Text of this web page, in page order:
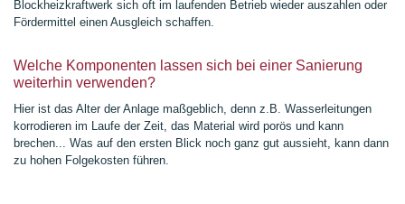
Blockheizkraftwerk sich oft im laufenden Betrieb wieder auszahlen oder
Fördermittel einen Ausgleich schaffen.
Welche Komponenten lassen sich bei einer Sanierung
weiterhin verwenden?
Hier ist das Alter der Anlage maßgeblich, denn z.B. Wasserleitungen
korrodieren im Laufe der Zeit, das Material wird porös und kann
brechen... Was auf den ersten Blick noch ganz gut aussieht, kann dann
zu hohen Folgekosten führen.